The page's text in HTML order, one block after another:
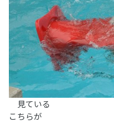
見ている
こちらが